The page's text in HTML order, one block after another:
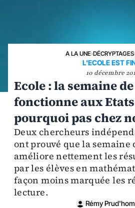
A LA UNE›DÉCRYPTAGES
L'ECOLE EST
10 décembre
Ecole : la semaine
fonctionne aux
pourquoi pas chez
Deux chercheurs
ont prouvé que la semaine
améliore nettement les
par les élèves en
façon moins marquée les
lecture.
Rémy